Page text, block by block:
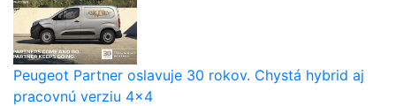
Peugeot Partner oslavuje 30 rokov. Chystá hybrid aj
pracovnú verziu 4×4